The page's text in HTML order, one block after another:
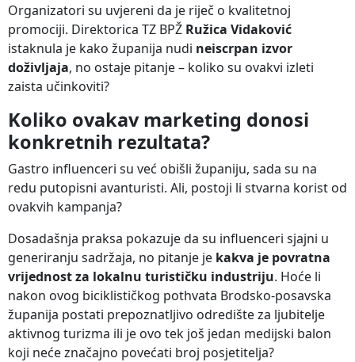
Organizatori su uvjereni da je riječ o kvalitetnoj
promociji. Direktorica TZ BPŽ Ružica Vidaković
istaknula je kako županija nudi neiscrpan izvor
doživljaja, no ostaje pitanje – koliko su ovakvi izleti
zaista učinkoviti?
Koliko ovakav marketing donosi
konkretnih rezultata?
Gastro influenceri su već obišli županiju, sada su na
redu putopisni avanturisti. Ali, postoji li stvarna korist od
ovakvih kampanja?
Dosadašnja praksa pokazuje da su influenceri sjajni u
generiranju sadržaja, no pitanje je kakva je povratna
vrijednost za lokalnu turističku industriju. Hoće li
nakon ovog biciklističkog pothvata Brodsko-posavska
županija postati prepoznatljivo odredište za ljubitelje
aktivnog turizma ili je ovo tek još jedan medijski balon
koji neće značajno povećati broj posjetitelja?